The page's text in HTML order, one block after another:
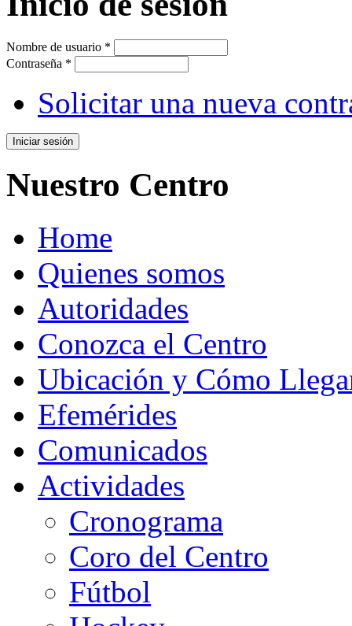
Nombre de usuario *
Contraseña *
Solicitar una nueva
Nuestro Centro
Home
Quienes somos
Autoridades
Conozca el Centro
Ubicación y Cómo
Efemérides
Comunicados
Actividades
Cronograma
Coro del Centro
Fútbol